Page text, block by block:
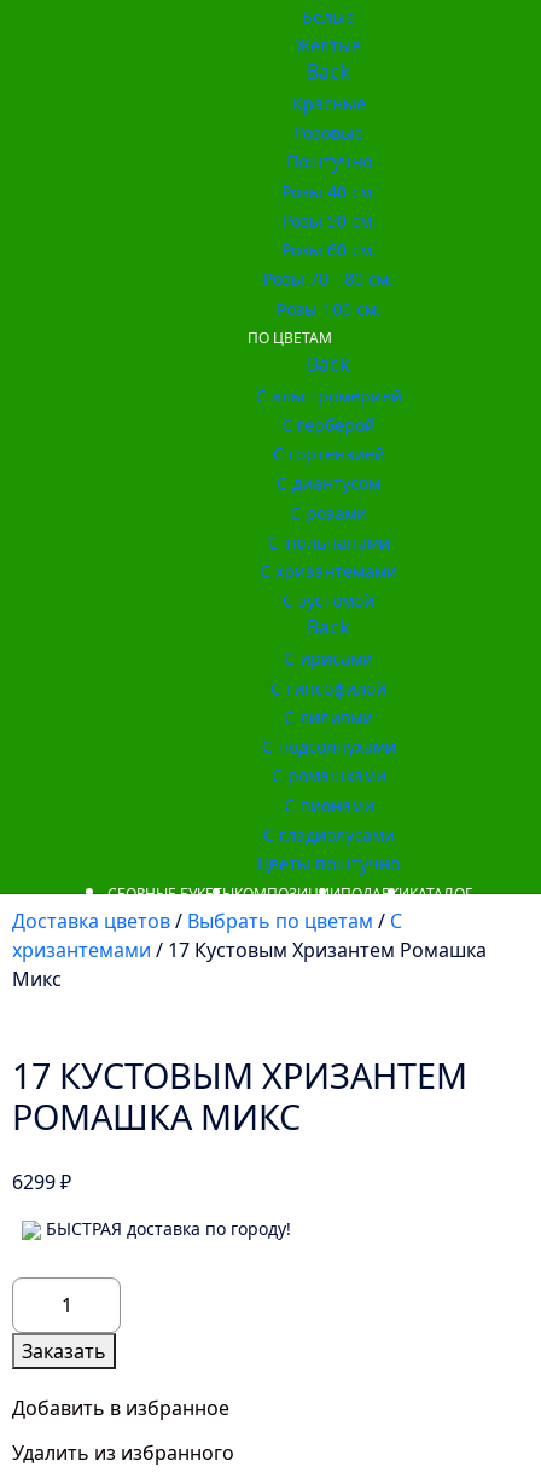
Белые
Жёлтые
Back
Красные
Розовые
Поштучно
Розы 40 см.
Розы 50 см.
Розы 60 см.
Розы 70 - 80 см.
Розы 100 см.
ПО ЦВЕТАМ
Back
С альстромерией
С герберой
С гортензией
С диантусом
С розами
С тюльпанами
С хризантемами
С эустомой
Back
С ирисами
С гипсофилой
С лилиями
С подсолнухами
С ромашками
С пионами
С гладиолусами
Цветы поштучно
СБОРНЫЕ БУКЕТЫКОМПОЗИЦИИПОДАРКИКАТАЛОГ
Доставка цветов/ Выбрать по цветам / С
хризантемами / 17 Кустовым Хризантем Ромашка
Микс
17 КУСТОВЫМ ХРИЗАНТЕМ
РОМАШКА МИКС
6299₽
БЫСТРАЯ доставка по городу!
Количество
товара
17
Кустовым
Хризантем
Микс
Заказать
Добавить в избранное
Удалить из избранного